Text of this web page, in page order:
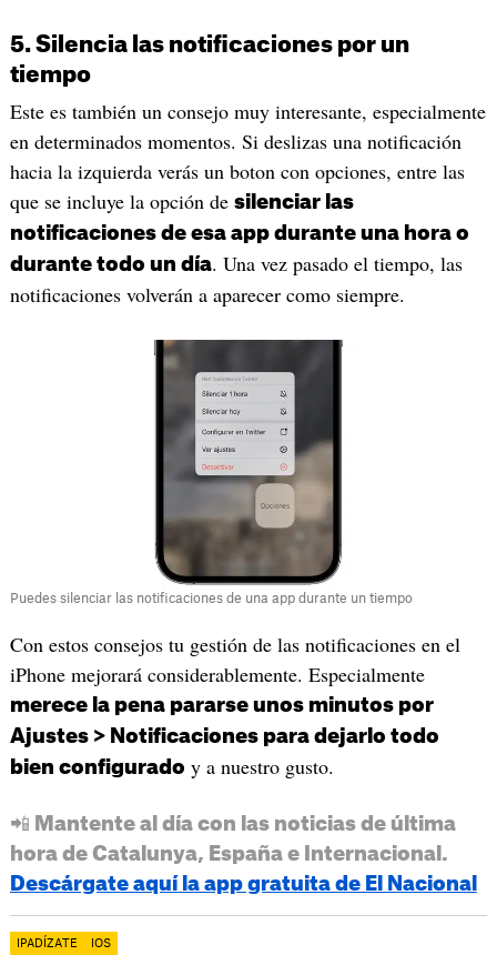
5. Silencia las notificaciones por un
tiempo
Este es también un consejo muy interesante, especialmente
en determinados momentos. Si deslizas una notificación
hacia la izquierda verás un boton con opciones, entre las
que se incluye la opción de silenciar las
notificaciones de esa app durante una hora o
durante todo un día. Una vez pasado el tiempo, las
notificaciones volverán a aparecer como siempre.
Puedes silenciar las notificaciones de una app durante un tiempo
Con estos consejos tu gestión de las notificaciones en el
iPhone mejorará considerablemente. Especialmente
merece la pena pararse unos minutos por
Ajustes > Notificaciones para dejarlo todo
bien configurado y a nuestro gusto.
📲 Mantente al día con las noticias de última
hora de Catalunya, España e Internacional.
Descárgate aquí la app gratuita de El Nacional
IPADÍZATE IOS